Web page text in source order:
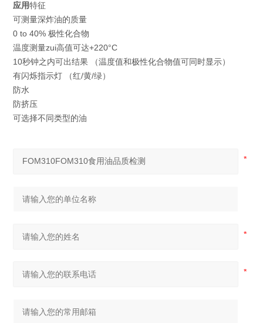
应用特征
可测量深炸油的质量
0 to 40% 极性化合物
温度测量zui高值可达+220°C
10秒钟之内可出结果 （温度值和极性化合物值可同时显示）
有闪烁指示灯 （红/黄/绿）
防水
防挤压
可选择不同类型的油